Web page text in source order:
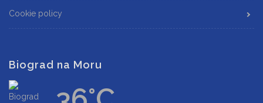
Cookie policy
Biograd na Moru